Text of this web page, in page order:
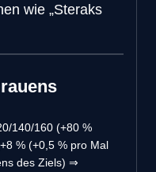
wie „Steraks
140/160 (+80 %
% (+0,5 % pro Mal
des Ziels) ⇒